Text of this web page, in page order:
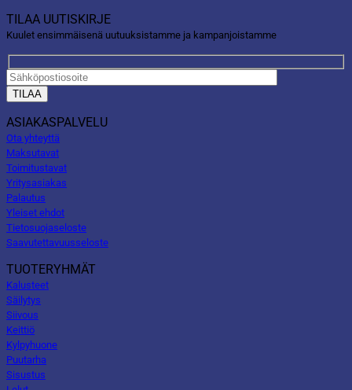
TILAA UUTISKIRJE
Kuulet ensimmäisenä uutuuksistamme ja kampanjoistamme
ASIAKASPALVELU
Ota yhteyttä
Maksutavat
Toimitustavat
Yritysasiakas
Palautus
Yleiset ehdot
Tietosuojaseloste
Saavutettavuusseloste
TUOTERYHMÄT
Kalusteet
Säilytys
Siivous
Keittiö
Kylpyhuone
Puutarha
Sisustus